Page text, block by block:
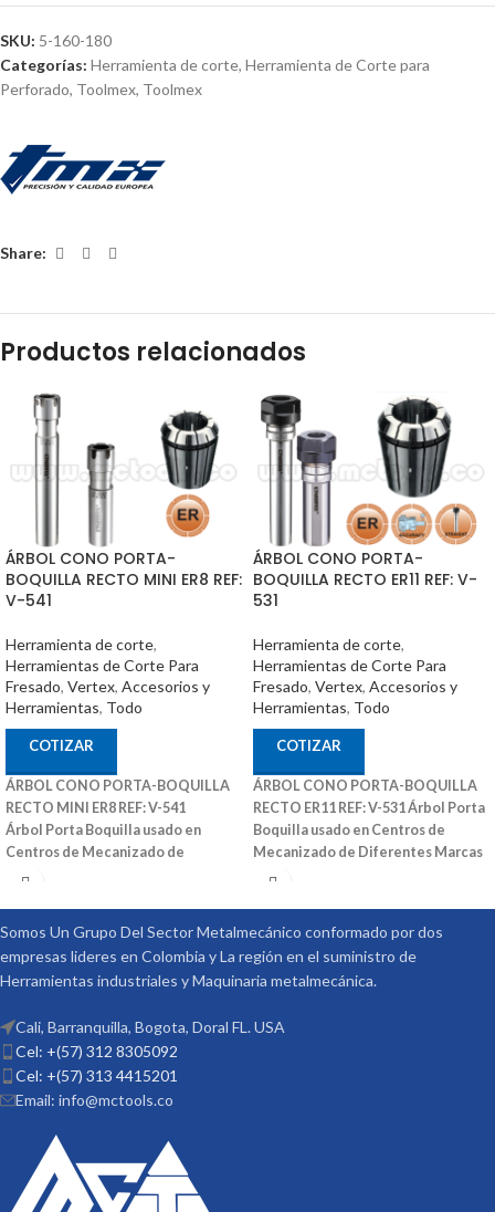
SKU: 5-160-180
Categorías: Herramienta de corte, Herramienta de Corte para
Perforado, Toolmex, Toolmex
Share:
Productos relacionados
ÁRBOL CONO PORTA-
BOQUILLA RECTO MINI ER8 REF:
V-541
Herramienta de corte,
Herramientas de Corte Para
Fresado, Vertex, Accesorios y
Herramientas, Todo
COTIZAR
ÁRBOL CONO PORTA-BOQUILLA
RECTO MINI ER8 REF: V-541
Árbol Porta Boquilla usado en
Centros de Mecanizado de
Diferentes Marcas
ConvencionalesRef: V-541 Medidas
(DxL): 08X50 Código: 3001-290 Marca:
Vertex
ÁRBOL CONO PORTA-
BOQUILLA RECTO ER11 REF: V-
531
Herramienta de corte,
Herramientas de Corte Para
Fresado, Vertex, Accesorios y
Herramientas, Todo
COTIZAR
ÁRBOL CONO PORTA-BOQUILLA
RECTO ER11 REF: V-531Árbol Porta
Boquilla usado en Centros de
Mecanizado de Diferentes Marcas
También Puede Ser Utilizado en
531 Medidas (DxL): 16X100 Código:
3007-311 Marca: Vertex
Somos Un Grupo Del Sector Metalmecánico conformado por dos
empresas lideres en Colombia y La región en el suministro de
Herramientas industriales y Maquinaria metalmecánica.
Cali, Barranquilla, Bogota, Doral FL. USA
Cel: +(57) 312 8305092
Cel: +(57) 313 4415201
Email: info@mctools.co